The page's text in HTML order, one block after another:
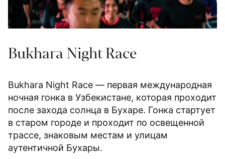
Bukhara Night Race
Bukhara Night Race — первая международная
ночная гонка в Узбекистане, которая проходит
после захода солнца в Бухаре. Гонка стартует
в старом городе и проходит по освещенной
трассе, знаковым местам и улицам
аутентичной Бухары.